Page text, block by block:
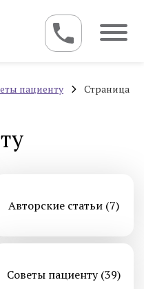
пациенту
Страница
Авторские статьи (7)
Советы пациенту (39)